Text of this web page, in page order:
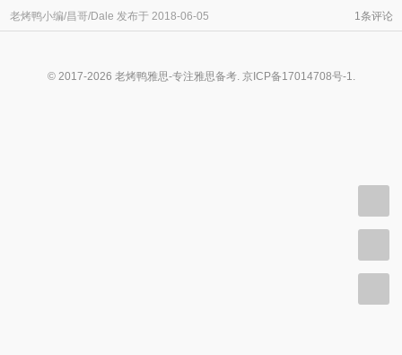
量相对其它城市如深圳、郑州等城市来说还是较多
的。对于雅思口语考试来说这些南京雅思考点中哪
主考区飞过来的，你可能在东南大 ...
老烤鸭小编/昌哥/Dale 发布于 2018-06-05 1条评论
© 2017-2026 老烤鸭雅思-专注雅思备考. 京ICP备17014708号-1